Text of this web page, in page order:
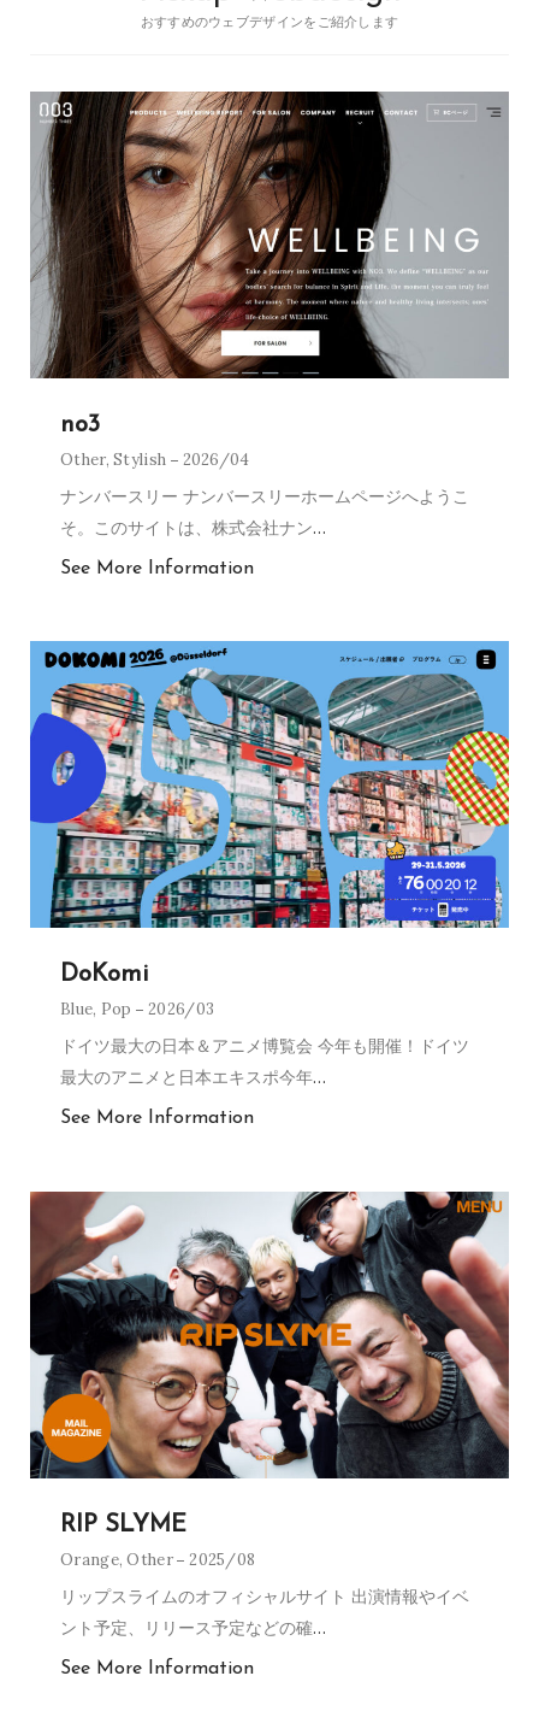
おすすめのウェブデザインをご紹介します
no3
Other,Stylish 2026/04
ナンバースリー ナンバースリーホームページへようこ
そ。このサイトは、株式会社ナン…
See More Information
DoKomi
Blue, Pop 2026/03
ドイツ最大の日本＆アニメ博覧会 今年も開催！ドイツ
最大のアニメと日本エキスポ今年…
See More Information
RIP SLYME
Orange,Other 2025/08
リップスライムのオフィシャルサイト 出演情報やイベ
ント予定、リリース予定などの確…
See More Information